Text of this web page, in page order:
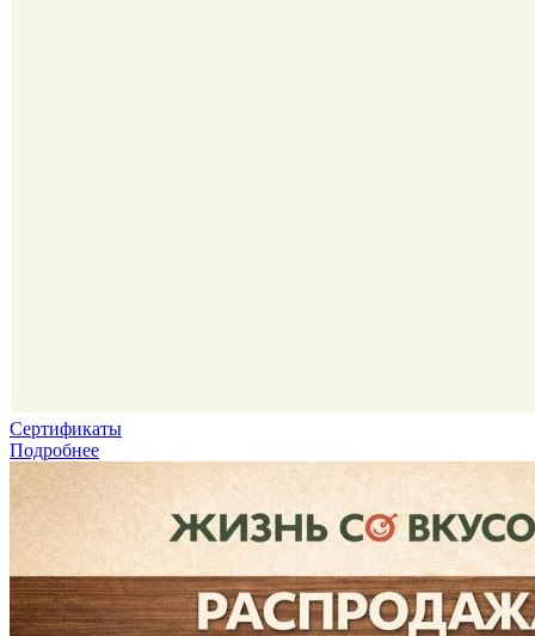
Сертификаты
Подробнее